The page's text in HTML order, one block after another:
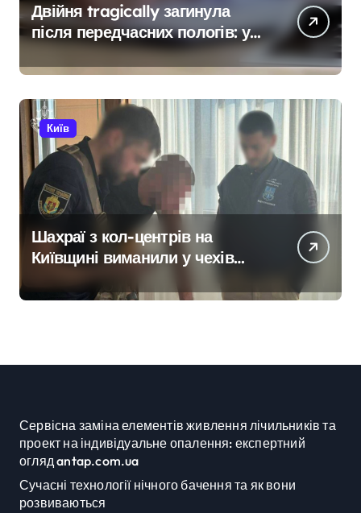
Двійня tragically загинула
після передчасних пологів: у
Києві розкрили незаконну
схему сурогатного
материнства для іноземців
Київ
Шахраї з кол-центрів на
Київщині виманили у чехів
понад 12 млн грн:
організаторів чекає судові
Сервісна заміна елементів живлення лічильників та
проект на індивідуальне опалення: експертний
огляд antap.com.ua
Сучасні технології нічного бачення та як вони
розвиваються